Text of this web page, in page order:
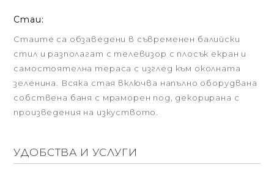
Стаи:
Стаите са обзаведени в съвременен балийски
стил и разполагат с телевизор с плосък екран и
самостоятелна тераса с изглед към околната
зеленина. Всяка стая включва напълно оборудвана
собствена баня с мраморен под, декорирана с
произведения на изкуството.
УДОБСТВА И УСЛУГИ